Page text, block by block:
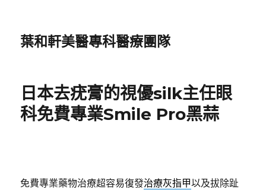
葉和軒美醫專科醫療團隊
日本去疣膏的視優silk主任眼
科免費專業Smile Pro黑蒜
免費專業藥物治療超容易復發治療灰指甲以及拔除趾